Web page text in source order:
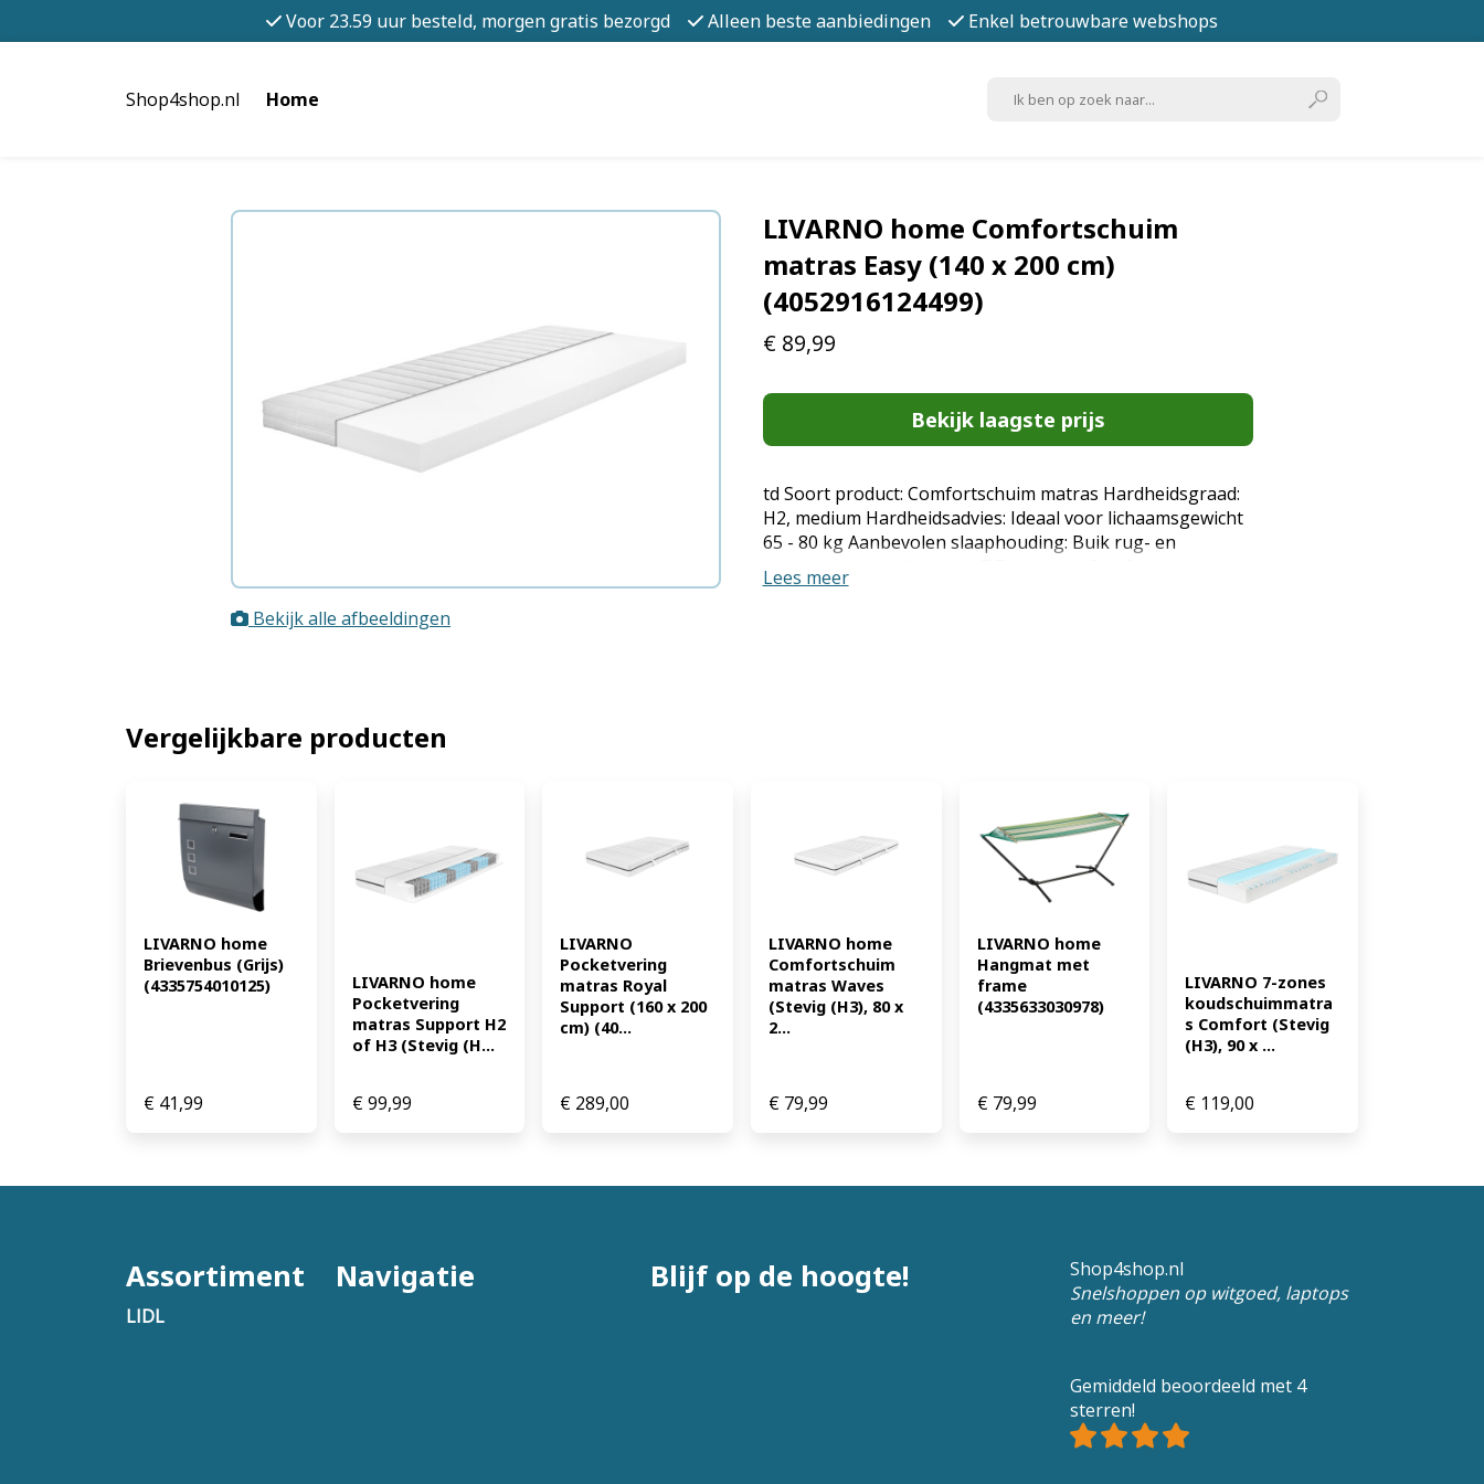
Voor 23.59 uur besteld, morgen gratis bezorgd Alleen beste aanbiedingen Enkel betrouwbare webshops
Shop4shop.nl Home
Bekijk alle afbeeldingen
LIVARNO home Comfortschuim
matras Easy (140 x 200 cm)
(4052916124499)
€ 89,99
Bekijk laagste prijs
td Soort product: Comfortschuim matras Hardheidsgraad:
H2, medium Hardheidsadvies: Ideaal voor lichaamsgewicht
65 - 80 kg Aanbevolen slaaphouding: Buik rug- en
zijslapers Aantal ligzones: 7 Type kern: Comfortschuim
Kernstructuur: Polyurethaanschuim Volume gewicht: 25
Lees meer
Vergelijkbare producten
LIVARNO home
Brievenbus (Grijs)
(4335754010125)
€ 41,99
LIVARNO home
Pocketvering
matras Support H2
of H3 (Stevig (H...
€99,99
LIVARNO
Pocketvering
matras Royal
Support (160 x 200
cm) (40...
€ 289,00
LIVARNO home
Comfortschuim
matras Waves
(Stevig (H3), 80 x
2...
€79,99
LIVARNO home
Hangmat met
frame
(4335633030978)
€79,99
LIVARNO 7-zones
koudschuimmatra
s Comfort (Stevig
(H3), 90 x ...
€ 119,00
Assortiment
LIDL
Navigatie Blijf op de hoogte!
Shop4shop.nl
Snelshoppen op witgoed, laptops
en meer!
Gemiddeld beoordeeld met 4
sterren!